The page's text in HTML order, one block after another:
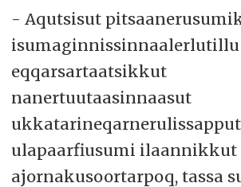
- Aqutsisut
isumaginnissinnaalerlutillu
eqqarsartaatsikkut
nanertuutaasinnaasut
ulapaarfiusumi ilaannikkut
ajornakusoortarpoq, tassa